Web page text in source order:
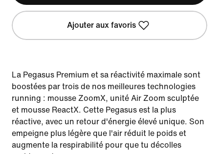
Ajouter aux favoris
La Pegasus Premium et sa réactivité maximale sont
boostées par trois de nos meilleures technologies
running : mousse ZoomX, unité Air Zoom sculptée
et mousse ReactX. Cette Pegasus est la plus
réactive, avec un retour d'énergie élevé unique. Son
empeigne plus légère que l'air réduit le poids et
augmente la respirabilité pour que tu décolles